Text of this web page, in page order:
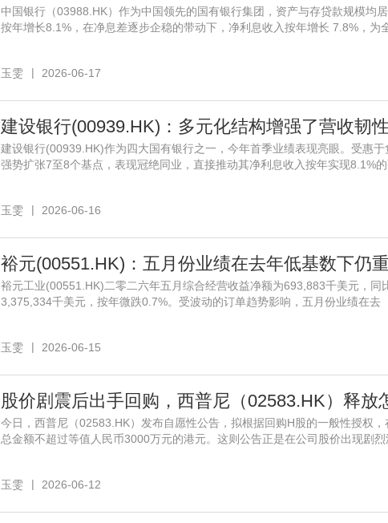
中国银行（03988.HK）作为中国领先的国有银行集团，资产与存贷款规模均
按年增长8.1%，在净息差逐步企稳的带动下，净利息收入按年增长 7.8%，为
玉雯 2026-06-17
建设银行(00939.HK)：多元化结构增强了营收韧性
建设银行(00939.HK)作为四大国有银行之一，今年首季业绩表现亮眼。受惠
强势扩张7至8个基点，表现冠绝同业，直接推动其净利息收入按年实现8.1%
玉雯 2026-06-16
裕元(00551.HK)：五月份业绩在去年低基数下仍
裕元工业(00551.HK)二零二六年五月综合经营收益净额为693,883千美元，同
3,375,334千美元，按年微跌0.7%。受波动的订单趋势影响，五月份业绩在去
玉雯 2026-06-15
股价剧震后出手回购，西普尼（02583.HK）释放
今日，西普尼（02583.HK）发布自愿性公告，拟根据回购H股的一般性授权
总金额不超过等值人民币3000万元的港元。这则公告正是在公司股价出现剧
玉雯 2026-06-12